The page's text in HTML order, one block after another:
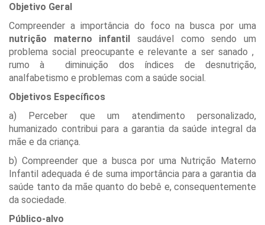
Objetivo Geral
Compreender a importância do foco na busca por uma
nutrição materno infantil saudável como sendo um
problema social preocupante e relevante a ser sanado ,
rumo à diminuição dos índices de desnutrição,
analfabetismo e problemas com a saúde social.
Objetivos Específicos
a) Perceber que um atendimento personalizado,
humanizado contribui para a garantia da saúde integral da
mãe e da criança.
b) Compreender que a busca por uma Nutrição Materno
Infantil adequada é de suma importância para a garantia da
saúde tanto da mãe quanto do bebê e, consequentemente
da sociedade.
Público-alvo